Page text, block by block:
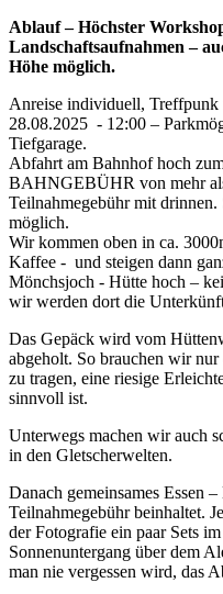
Ablauf – Höchster
Landschaftsaufnahmen –
Höhe möglich.
Anreise individuell, Treffpunk
28.08.2025 - 12:00 –
Tiefgarage.
Abfahrt am Bahnhof hoch
BAHNGEBÜHR von mehr
Teilnahmegebühr mit
möglich.
Wir kommen oben in ca.
Kaffee - und steigen dann
Mönchsjoch - Hütte hoch –
wir werden dort die
Das Gepäck wird vom
abgeholt. So brauchen wir
zu tragen, eine riesige
sinnvoll ist.
Unterwegs machen wir auch
in den Gletscherwelten.
Danach gemeinsames Essen
Teilnahmegebühr beinhaltet.
der Fotografie ein paar Sets
Sonnenuntergang über dem
man nie vergessen wird, das